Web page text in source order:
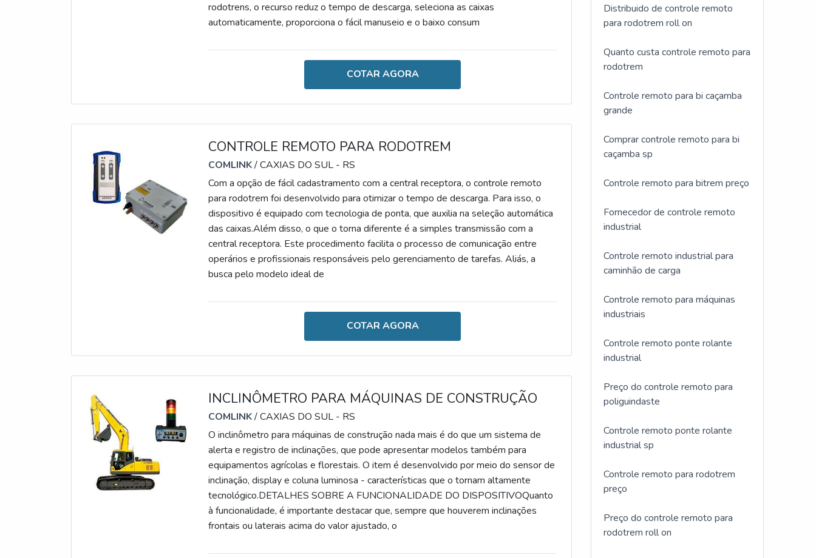
rodotrens, o recurso reduz o tempo de descarga, seleciona as caixas
automaticamente, proporciona o fácil manuseio e o baixo consum
COTAR AGORA
CONTROLE REMOTO PARA RODOTREM
COMLINK/ CAXIAS DO SUL - RS
Com a opção de fácil cadastramento com a central receptora, o controle remoto
para rodotrem foi desenvolvido para otimizar o tempo de descarga. Para isso, o
dispositivo é equipado com tecnologia de ponta, que auxilia na seleção automática
das caixas.Além disso, o que o torna diferente é a simples transmissão com a
central receptora. Este procedimento facilita o processo de comunicação entre
operários e profissionais responsáveis pelo gerenciamento de tarefas. Aliás, a
busca pelo modelo ideal de
COTAR AGORA
INCLINÔMETRO PARA MÁQUINAS DE CONSTRUÇÃO
COMLINK/ CAXIAS DO SUL - RS
O inclinômetro para máquinas de construção nada mais é do que um sistema de
alerta e registro de inclinações, que pode apresentar modelos também para
equipamentos agrícolas e florestais. O item é desenvolvido por meio do sensor de
inclinação, display e coluna luminosa - características que o tornam altamente
tecnológico.DETALHES SOBRE A FUNCIONALIDADE DO DISPOSITIVOQuanto
à funcionalidade, é importante destacar que, sempre que houverem inclinações
frontais ou laterais acima do valor ajustado, o
Distribuido de controle remoto
para rodotrem roll on
Quanto custa controle remoto para
rodotrem
Controle remoto para bi caçamba
grande
Comprar controle remoto para bi
caçamba sp
Controle remoto para bitrem preço
Fornecedor de controle remoto
industrial
Controle remoto industrial para
caminhão de carga
Controle remoto para máquinas
industriais
Controle remoto ponte rolante
industrial
Preço do controle remoto para
poliguindaste
Controle remoto ponte rolante
industrial sp
Controle remoto para rodotrem
preço
Preço do controle remoto para
rodotrem roll on